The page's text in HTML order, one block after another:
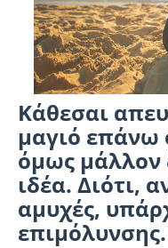
Κάθεσαι
μαγιό επάνω
όμως μάλλον
ιδέα. Διότι,
αμυχές,
επιμόλυνσης.